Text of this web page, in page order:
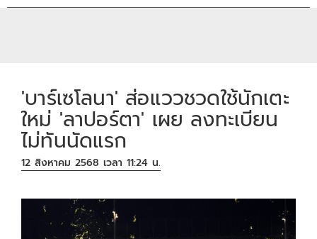
'บาร์เซโลนา' ส่อแววชวดใช้นักเตะ
ใหม่ 'ลาปอร์ตา' เผย ลงทะเบียน
ไม่ทันนัดแรก
12 สิงหาคม 2568 เวลา 11:24 น.